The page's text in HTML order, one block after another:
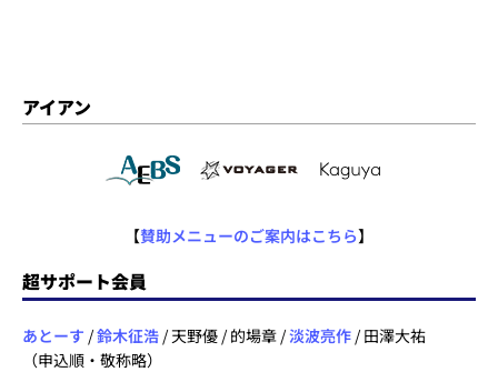
アイアン
【賛助メニューのご案内はこちら】
超サポート会員
あとーす /鈴木征浩 / 天野優 / 的場章 /淡波亮作 / 田澤大祐
（申込順・敬称略）